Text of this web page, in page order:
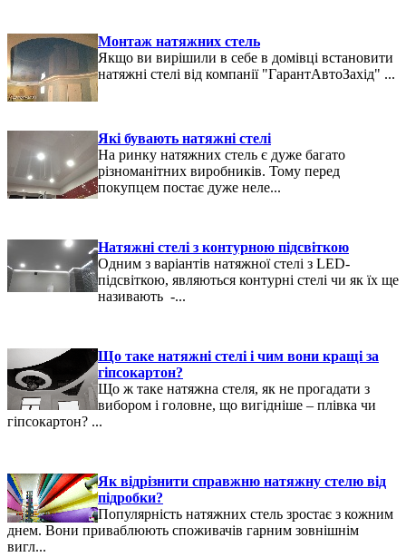
Монтаж натяжних стель
Якщо ви вирішили в себе в домівці встановити
натяжні стелі від компанії "ГарантАвтоЗахід" ...
Які бувають натяжні стелі
На ринку натяжних стель є дуже багато
різноманітних виробників. Тому перед
покупцем постає дуже неле...
Натяжні стелі з контурною підсвіткою
Одним з варіантів натяжної стелі з LED-
підсвіткою, являються контурні стелі чи як їх ще
називають -...
Що таке натяжні стелі і чим вони кращі за
гіпсокартон?
Що ж таке натяжна стеля, як не прогадати з
вибором і головне, що вигідніше – плівка чи
гіпсокартон? ...
Як відрізнити справжню натяжну стелю від
підробки?
Популярність натяжних стель зростає з кожним
днем. Вони приваблюють споживачів гарним зовнішнім
вигл...